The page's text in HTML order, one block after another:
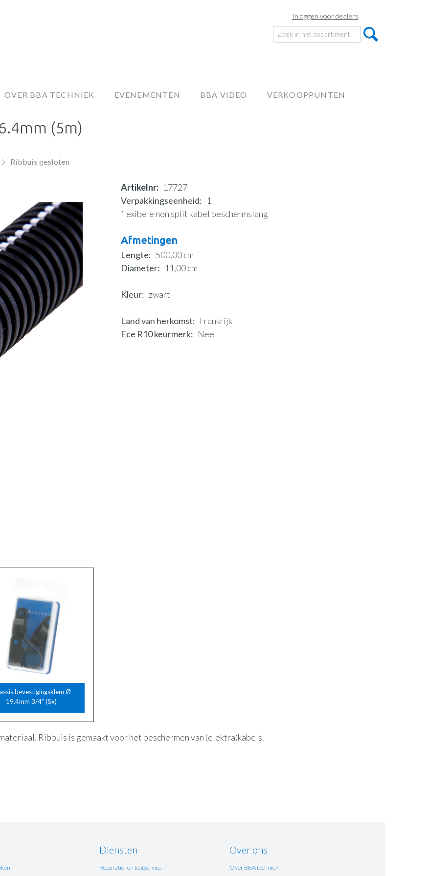
Inloggen voor dealers
OVER BBA TECHNIEK EVENEMENTEN BBA VIDEO VERKOOPPUNTEN
(5m)
Ribbuis gesloten
Artikelnr
17727
Verpakkingseenheid
1
flexibele non split kabel beschermslang
Afmetingen
Lengte
500,00 cm
Diameter
11,00 cm
Kleur zwart
Land van herkomst
Frankrijk
Ece R10 keurmerk
Nee
bevestigingsklem Ø
19.4mm 3/4” (5x)
Ribbuis is gemaakt voor het beschermen van (elektra)kabels.
Diensten
Reparatie- en testservice
Over ons
Over BBA techniek